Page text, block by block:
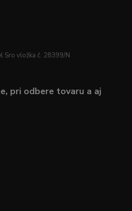
Sro vložka č. 28399/N
pri odbere tovaru a aj